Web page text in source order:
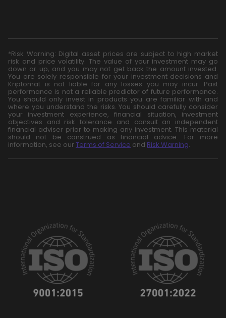
*Risk Warning: Digital asset prices are subject to high market
risk and price volatility. The value of your investment may go
down or up, and you may not get back the amount invested.
You are solely responsible for your investment decisions and
Kriptomat is not liable for any losses you may incur. Past
performance is not a reliable predictor of future performance.
You should only invest in products you are familiar with and
where you understand the risks. You should carefully consider
your investment experience, financial situation, investment
objectives and risk tolerance and consult an independent
financial adviser prior to making any investment. This material
should not be construed as financial advice. For more
information, see our Terms of Service and Risk Warning.